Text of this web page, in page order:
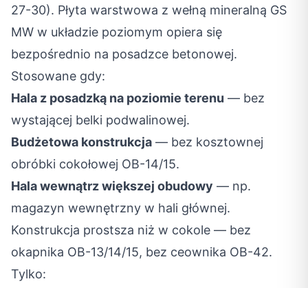
27-30). Płyta warstwowa z wełną mineralną GS
MW w układzie poziomym opiera się
bezpośrednio na posadzce betonowej.
Stosowane gdy:
Hala z posadzką na poziomie terenu — bez
wystającej belki podwalinowej.
Budżetowa konstrukcja — bez kosztownej
obróbki cokołowej OB-14/15.
Hala wewnątrz większej obudowy — np.
magazyn wewnętrzny w hali głównej.
Konstrukcja prostsza niż w cokole — bez
okapnika OB-13/14/15, bez ceownika OB-42.
Tylko: